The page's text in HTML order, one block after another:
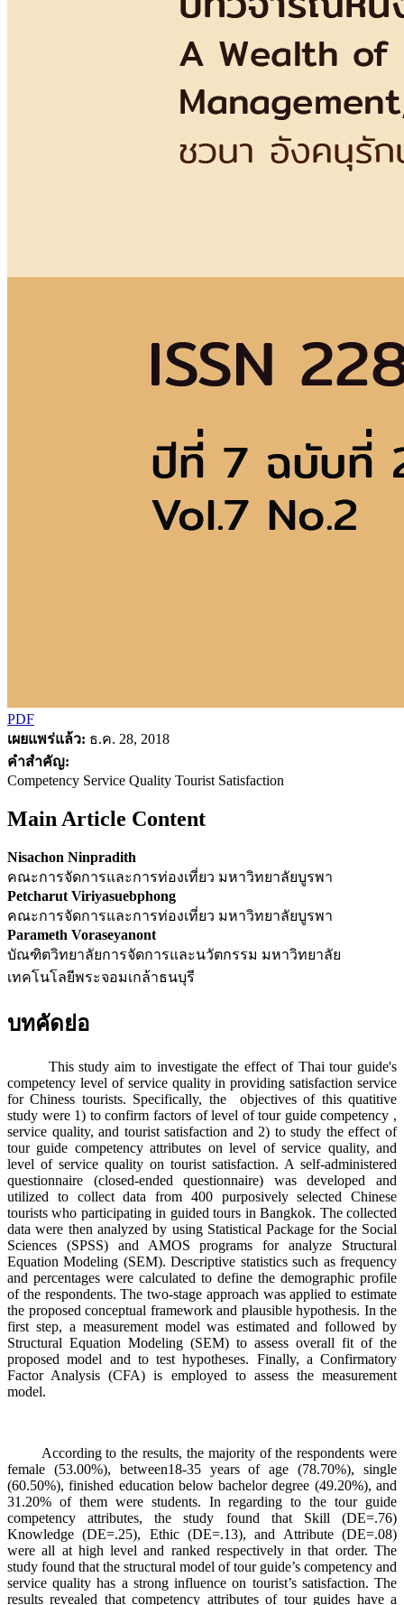
PDF
เผยแพร่แล้ว: ธ.ค. 28, 2018
คำสำคัญ:
Competency Service Quality Tourist Satisfaction
Main Article Content
Nisachon Ninpradith
คณะการจัดการและการท่องเที่ยว มหาวิทยาลัยบูรพา
Petcharut Viriyasuebphong
คณะการจัดการและการท่องเที่ยว มหาวิทยาลัยบูรพา
Parameth Voraseyanont
บัณฑิตวิทยาลัยการจัดการและนวัตกรรม มหาวิทยาลัย
เทคโนโลยีพระจอมเกล้าธนบุรี
บทคัดย่อ
This study aim to investigate the effect of Thai tour guide's
competency level of service quality in providing satisfaction service
for Chiness tourists. Specifically, the objectives of this quatitive
study were 1) to confirm factors of level of tour guide competency ,
service quality, and tourist satisfaction and 2) to study the effect of
tour guide competency attributes on level of service quality, and
level of service quality on tourist satisfaction. A self-administered
questionnaire (closed-ended questionnaire) was developed and
utilized to collect data from 400 purposively selected Chinese
tourists who participating in guided tours in Bangkok. The collected
data were then analyzed by using Statistical Package for the Social
Sciences (SPSS) and AMOS programs for analyze Structural
Equation Modeling (SEM). Descriptive statistics such as frequency
and percentages were calculated to define the demographic profile
of the respondents. The two-stage approach was applied to estimate
the proposed conceptual framework and plausible hypothesis. In the
first step, a measurement model was estimated and followed by
Structural Equation Modeling (SEM) to assess overall fit of the
proposed model and to test hypotheses. Finally, a Confirmatory
Factor Analysis (CFA) is employed to assess the measurement
model.
According to the results, the majority of the respondents were
female (53.00%), between18-35 years of age (78.70%), single
(60.50%), finished education below bachelor degree (49.20%), and
31.20% of them were students. In regarding to the tour guide
competency attributes, the study found that Skill (DE=.76)
Knowledge (DE=.25), Ethic (DE=.13), and Attribute (DE=.08)
were all at high level and ranked respectively in that order. The
study found that the structural model of tour guide’s competency and
service quality has a strong influence on tourist’s satisfaction. The
results revealed that competency attributes of tour guides have a